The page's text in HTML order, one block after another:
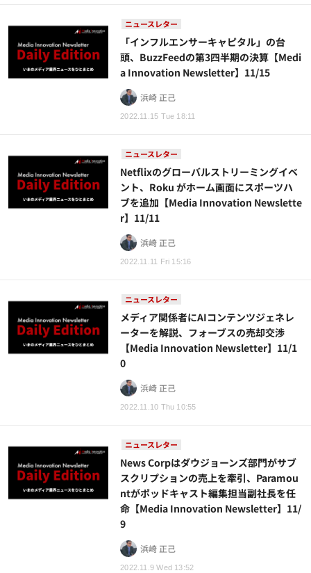
ニュースレター
2022.11.15 Tue 18:11
「インフルエンサーキャピタル」の台
頭、BuzzFeedの第3四半期の決算【Medi
a Innovation Newsletter】11/15
浜崎 正己
ニュースレター
2022.11.11 Fri 15:16
Netflixのグローバルストリーミングイベ
ント、Roku がホーム画面にスポーツハ
ブを追加【Media Innovation Newslette
r】11/11
浜崎 正己
ニュースレター
2022.11.10 Thu 10:55
メディア関係者にAIコンテンツジェネレ
ーターを解説、フォーブスの売却交渉
【Media Innovation Newsletter】11/1
0
浜崎 正己
ニュースレター
2022.11.9 Wed 13:52
News Corpはダウジョーンズ部門がサブ
スクリプションの売上を牽引、Paramou
ntがポッドキャスト編集担当副社長を任
命【Media Innovation Newsletter】11/
9
浜崎 正己